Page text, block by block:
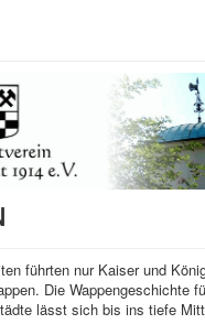
führten nur Kaiser und
Die Wappengeschichte
lässt sich bis ins tiefe